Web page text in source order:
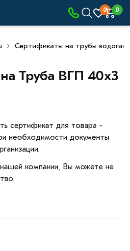
0 0
Сертификаты на трубы
Труба ВГП 40х3
сертификат для товара -
необходимости документы
компании, Вы можете не